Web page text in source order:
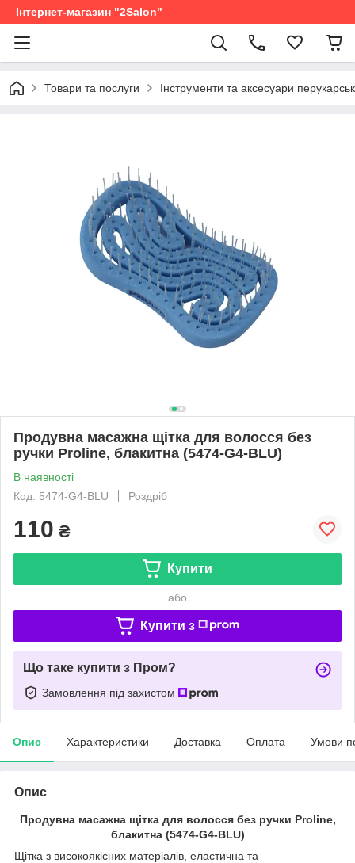
Інтернет-магазин "2Salon"
Товари та послуги Інструменти та аксесуари
Продувна масажна щітка для волосся без
ручки Proline, блакитна (5474-G4-BLU)
В наявності
Код: 5474-G4-BLU
Роздріб
110 ₴
Купити
або
Купити з
Що таке купити з Пром?
Замовлення під захистом
Опис Характеристики Доставка Оплата Умови
Опис
Продувна масажна щітка для волосся без ручки Proline,
блакитна (5474-G4-BLU)
Щітка з високоякісних матеріалів, еластична та